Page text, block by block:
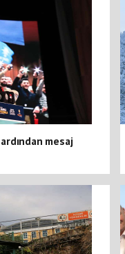
mesaj